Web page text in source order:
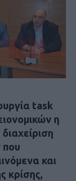
task
η
και
κρίσης,